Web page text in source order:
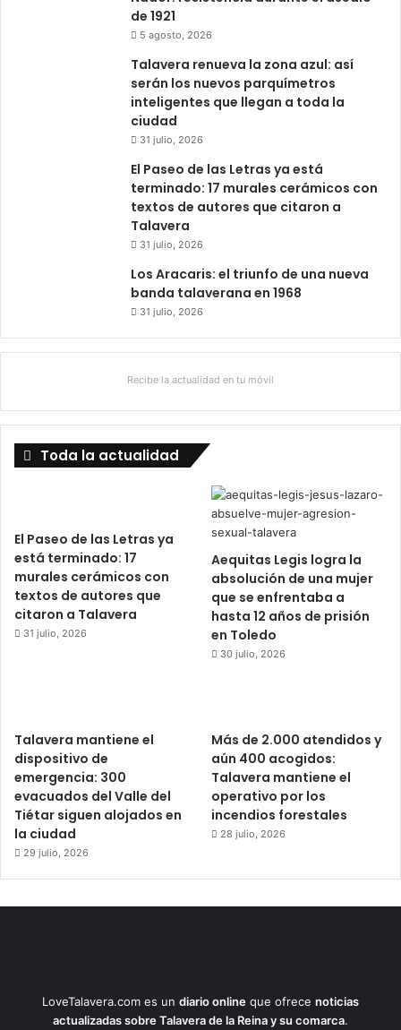
de 1921
5 agosto, 2026
Talavera renueva la zona azul: así
serán los nuevos parquímetros
inteligentes que llegan a toda la
ciudad
31 julio, 2026
El Paseo de las Letras ya está
terminado: 17 murales cerámicos con
textos de autores que citaron a
Talavera
31 julio, 2026
Los Aracaris: el triunfo de una nueva
banda talaverana en 1968
31 julio, 2026
Recibe la actualidad en tu móvil
Toda la actualidad
El Paseo de las Letras ya
está terminado: 17
murales cerámicos con
textos de autores que
citaron a Talavera
31 julio, 2026
Aequitas Legis logra la
absolución de una mujer
que se enfrentaba a
hasta 12 años de prisión
en Toledo
30 julio, 2026
Talavera mantiene el
dispositivo de
emergencia: 300
evacuados del Valle del
Tiétar siguen alojados en
la ciudad
29 julio, 2026
Más de 2.000 atendidos y
aún 400 acogidos:
Talavera mantiene el
operativo por los
incendios forestales
28 julio, 2026
LoveTalavera.com es un diario online que ofrece noticias
actualizadas sobre Talavera de la Reina y su comarca.